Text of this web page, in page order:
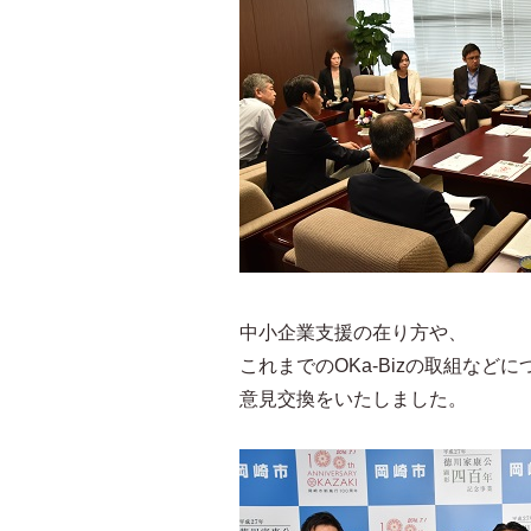
中小企業支援の在り方や、
これまでのOKa-Bizの取組などに
意見交換をいたしました。